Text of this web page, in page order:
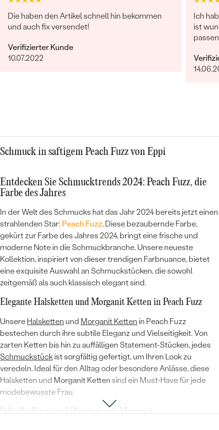
Die haben den Artikel schnell hin bekommen
und auch fix versendet!
Verifizierter Kunde
10.07.2022
Ich
ist
Schmuck in saftigem Peach Fuzz von Eppi
Entdecken Sie Schmucktrends 2024: Peach Fuzz, die
Farbe des Jahres
In der Welt des Schmucks hat das Jahr 2024 bereits jetzt einen
strahlenden Star: Peach Fuzz. Diese bezaubernde Farbe,
gekürt zur Farbe des Jahres 2024, bringt eine frische und
moderne Note in die Schmuckbranche. Unsere neueste
Kollektion, inspiriert von dieser trendigen Farbnuance, bietet
eine exquisite Auswahl an Schmuckstücken, die sowohl
zeitgemäß als auch klassisch elegant sind.
Elegante Halsketten und Morganit Ketten in Peach Fuzz
Unsere Halsketten und Morganit Ketten in Peach Fuzz
bestechen durch ihre subtile Eleganz und Vielseitigkeit. Von
zarten Ketten bis hin zu auffälligen Statement-Stücken, jedes
Schmuckstückist sorgfältig gefertigt, um Ihren Look zu
veredeln. Ideal für den Alltag oder besondere Anlässe, diese
Halsketten und Morganit Ketten sind ein Must-Have für jede
modebewusste Frau.
Stilvolle Ringe und Ohrringe mit Morganit